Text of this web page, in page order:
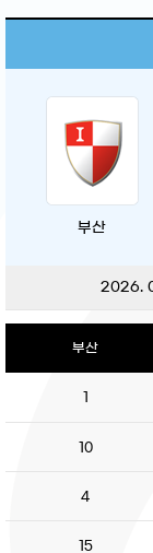
부산
2026.
부산
1
10
4
15